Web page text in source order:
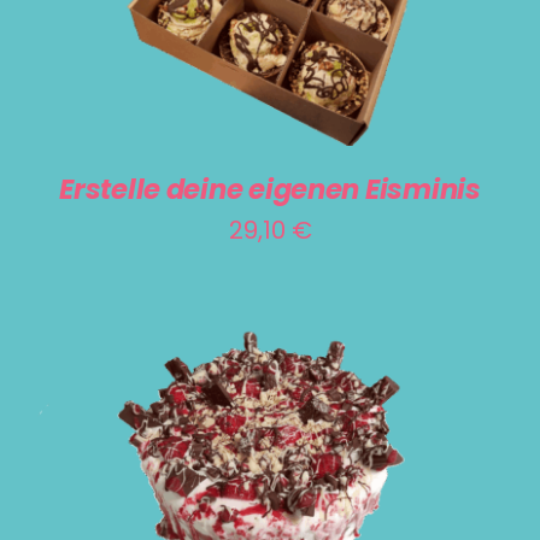
GEWÄHLT
WERDEN
SELECT OPTIONS / DETAILS
Erstelle deine eigenen Eisminis
29,10 €
AUSFÜHRUNG WÄHLENDIESES
PRODUKT
/ DETAILS